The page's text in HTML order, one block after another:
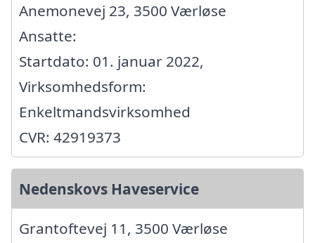
Anemonevej 23, 3500 Værløse
Ansatte:
Startdato: 01. januar 2022,
Virksomhedsform:
Enkeltmandsvirksomhed
CVR: 42919373
Nedenskovs Haveservice
Grantoftevej 11, 3500 Værløse